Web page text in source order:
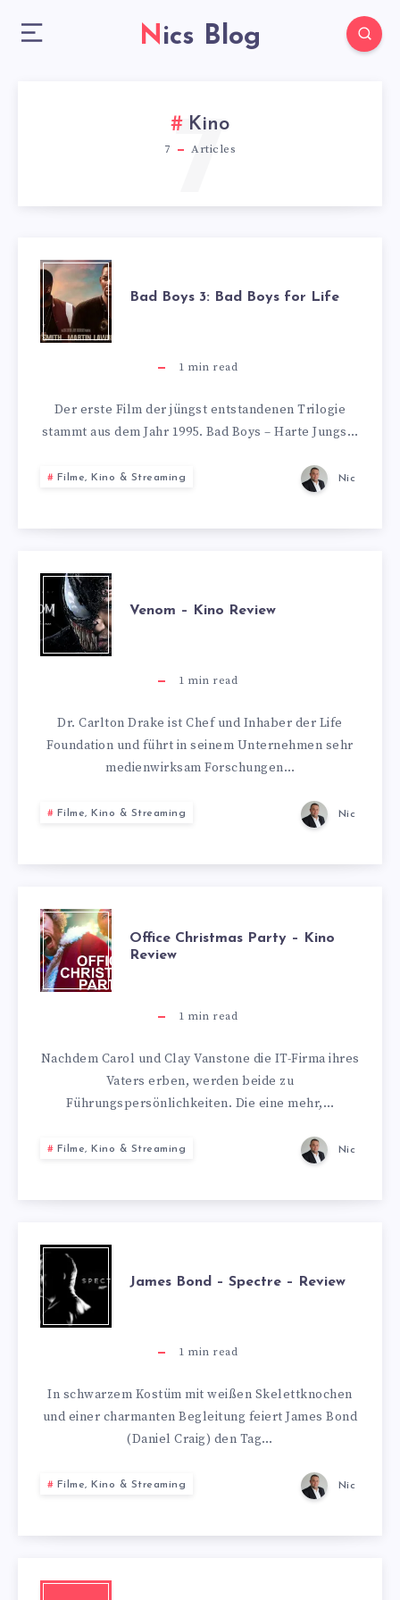
Nics Blog
Kino
7 Articles
7
BAD
BOYS
BAD
LIFE
Bad Boys 3: Bad Boys for Life
1 min read
Der erste Film der jüngst entstandenen Trilogie
stammt aus dem Jahr 1995. Bad Boys – Harte Jungs…
Filme, Kino & Streaming Nic
VENOM
–
REVIEW
Venom – Kino Review
1 min read
Dr. Carlton Drake ist Chef und Inhaber der Life
Foundation und führt in seinem Unternehmen sehr
medienwirksam Forschungen…
Filme, Kino & Streaming Nic
OFFICE
CHRISTMAS
PARTY
–
KINO
REVIEW
Office Christmas Party – Kino
Review
1 min read
Nachdem Carol und Clay Vanstone die IT-Firma ihres
Vaters erben, werden beide zu
Führungspersönlichkeiten. Die eine mehr,…
Filme, Kino & Streaming Nic
JAMES
BOND
SPECTRE
REVIEW
James Bond – Spectre – Review
1 min read
In schwarzem Kostüm mit weißen Skelettknochen
und einer charmanten Begleitung feiert James Bond
(Daniel Craig) den Tag…
Filme, Kino & Streaming Nic